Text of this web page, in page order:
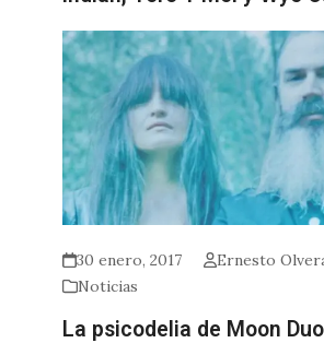
30 enero, 2017
Ernesto
Noticias
La psicodelia de Moon